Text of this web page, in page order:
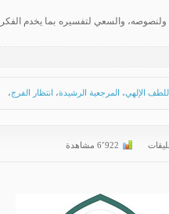
والسعي لتفسيره بما يخدم الفكر
الإلهي، المرجعية الرشيدة، انتظار الفرج،
6٬922 مشاهدة